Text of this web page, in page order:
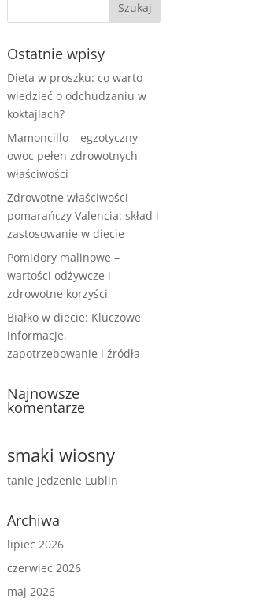
Ostatnie wpisy
Dieta w proszku: co warto
wiedzieć o odchudzaniu w
koktajlach?
Mamoncillo – egzotyczny
owoc pełen zdrowotnych
właściwości
Zdrowotne właściwości
pomarańczy Valencia: skład i
zastosowanie w diecie
Pomidory malinowe –
wartości odżywcze i
zdrowotne korzyści
Białko w diecie: Kluczowe
informacje,
zapotrzebowanie i źródła
Najnowsze
komentarze
smaki wiosny
tanie jedzenie Lublin
Archiwa
lipiec 2026
czerwiec 2026
maj 2026